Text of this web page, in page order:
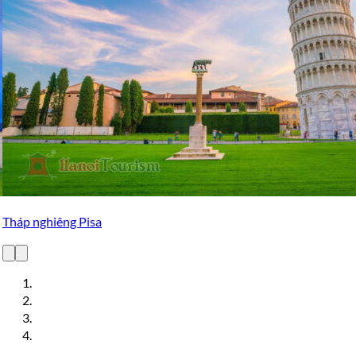
Quảng trường Miracoli (Piazza dei Miracoli)